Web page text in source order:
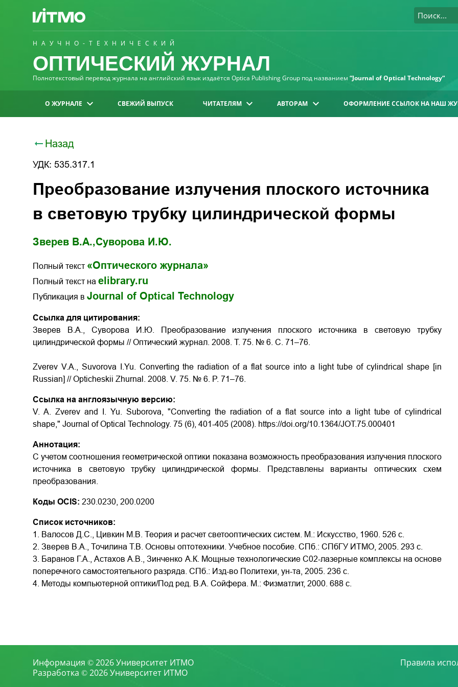
НАУЧНО-ТЕХНИЧЕСКИЙ
ОПТИЧЕСКИЙ ЖУРНАЛ
Полнотекстовый перевод журнала на английский язык издаётся Optica Publishing Group под названием “Journal of Optical Technology“
О ЖУРНАЛЕ СВЕЖИЙ ВЫПУСК ЧИТАТЕЛЯМ АВТОРАМ ОФОРМЛЕНИЕ ССЫЛОК НА НАШ
Назад
УДК: 535.317.1
Преобразование излучения плоского источника
в световую трубку цилиндрической формы
Зверев В.А.,Суворова И.Ю.
Полный текст «Оптического журнала»
Полный текст на elibrary.ru
Публикация в Journal of Optical Technology
Ссылка для цитирования:
Зверев В.А., Суворова И.Ю. Преобразование излучения плоского источника в световую трубку
цилиндрической формы // Оптический журнал. 2008. Т. 75. № 6. С. 71–76.
Zverev V.A., Suvorova I.Yu. Converting the radiation of a flat source into a light tube of cylindrical shape [in
Russian] // Opticheskii Zhurnal. 2008. V. 75. № 6. P. 71–76.
Ссылка на англоязычную версию:
V. A. Zverev and I. Yu. Suborova, "Converting the radiation of a flat source into a light tube of cylindrical
shape," Journal of Optical Technology. 75 (6), 401-405 (2008). https://doi.org/10.1364/JOT.75.000401
Аннотация:
С учетом соотношения геометрической оптики показана возможность преобразования излучения плоского
источника в световую трубку цилиндрической формы. Представлены варианты оптических схем
преобразования.
Коды OCIS: 230.0230, 200.0200
Список источников:
1. Валосов Д.С., Цивкин М.В. Теория и расчет светооптических систем. М.: Искусство, 1960. 526 с.
2. Зверев В.А., Точилина Т.В. Основы оптотехники. Учебное пособие. СПб.: СПбГУ ИТМО, 2005. 293 с.
3. Баранов Г.А., Астахов А.В., Зинченко А.К. Мощные технологические С02-лазерные комплексы на основе
поперечного самостоятельного разряда. СПб.: Изд-во Политехи, ун-та, 2005. 236 с.
4. Методы компьютерной оптики/Под ред. В.А. Сойфера. М.: Физматлит, 2000. 688 с.
Информация © 2026 Университет ИТМО
Разработка © 2026 Университет ИТМО
Правила